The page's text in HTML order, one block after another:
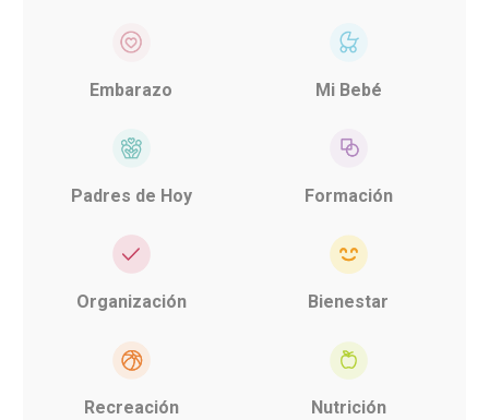
Embarazo Mi Bebé
Padres de Hoy Formación
Organización Bienestar
Recreación Nutrición